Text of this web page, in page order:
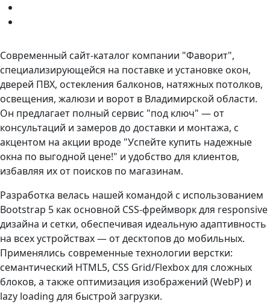
Современный сайт-каталог компании "Фаворит",
специализирующейся на поставке и установке окон,
дверей ПВХ, остекления балконов, натяжных потолков,
освещения, жалюзи и ворот в Владимирской области.
Он предлагает полный сервис "под ключ" — от
консультаций и замеров до доставки и монтажа, с
акцентом на акции вроде "Успейте купить надежные
окна по выгодной цене!" и удобство для клиентов,
избавляя их от поисков по магазинам.​
Разработка велась нашей командой с использованием
Bootstrap 5 как основной CSS-фреймворк для responsive
дизайна и сетки, обеспечивая идеальную адаптивность
на всех устройствах — от десктопов до мобильных.
Применялись современные технологии верстки:
семантический HTML5, CSS Grid/Flexbox для сложных
блоков, а также оптимизация изображений (WebP) и
lazy loading для быстрой загрузки.​